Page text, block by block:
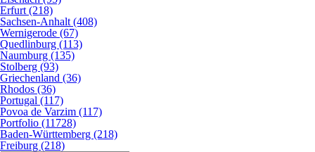
Erfurt (218)
Sachsen-Anhalt (408)
Wernigerode (67)
Quedlinburg (113)
Naumburg (135)
Stolberg (93)
Griechenland (36)
Rhodos (36)
Portugal (117)
Povoa de Varzim (117)
Portfolio (11728)
Baden-Württemberg (218)
Freiburg (218)